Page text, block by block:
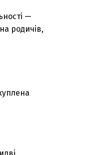
—
родичів,